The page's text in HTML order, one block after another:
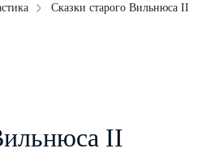
Сказки старого Вильнюса II
II